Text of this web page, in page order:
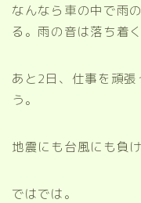
なんなら車の中で雨
る。雨の音は落ち着く
あと2日、仕事を頑
う。
地震にも台風にも負
ではでは。